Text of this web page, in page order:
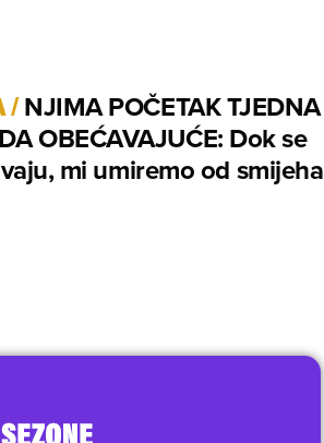
/NJIMA POČETAK TJEDNA
OBEĆAVAJUĆE: Dok se
mi umiremo od smijeha